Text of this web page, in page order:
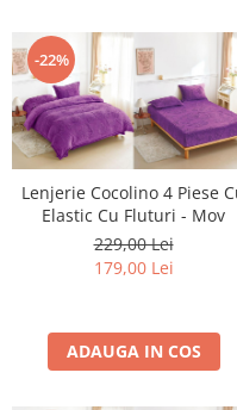
-22%
Lenjerie Cocolino 4 Piese
Elastic Cu Fluturi - Mov
229,00 Lei
179,00 Lei
ADAUGA IN COS